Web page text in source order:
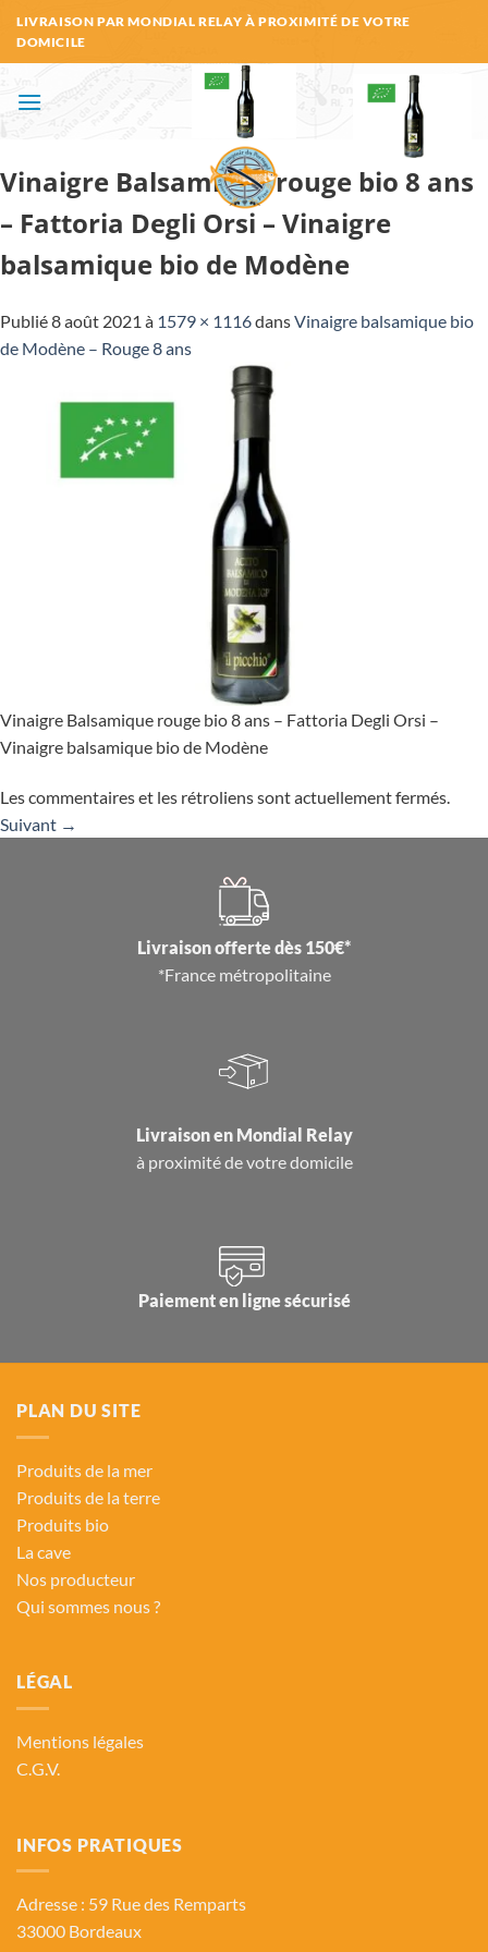
Passer
au
contenu
LIVRAISON PAR MONDIAL RELAY À PROXIMITÉ DE VOTRE
DOMICILE
Vinaigre Balsamique rouge bio 8 ans
– Fattoria Degli Orsi – Vinaigre
balsamique bio de Modène
Publié8 août 2021 à 1579 × 1116dansVinaigre balsamique bio
de Modène – Rouge 8 ans
Vinaigre Balsamique rouge bio 8 ans – Fattoria Degli Orsi –
Vinaigre balsamique bio de Modène
Les commentaires et les rétroliens sont actuellement fermés.
Suivant →
Livraison offerte dès 150€*
*France métropolitaine
Livraison en Mondial Relay
à proximité de votre domicile
Paiement en ligne sécurisé
PLAN DU SITE
Produits de la mer
Produits de la terre
Produits bio
La cave
Nos producteur
Qui sommes nous ?
LÉGAL
Mentions légales
C.G.V.
INFOS PRATIQUES
Adresse : 59 Rue des Remparts
33000 Bordeaux